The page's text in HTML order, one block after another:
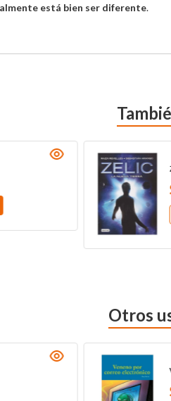
está bien ser diferente.
Otros